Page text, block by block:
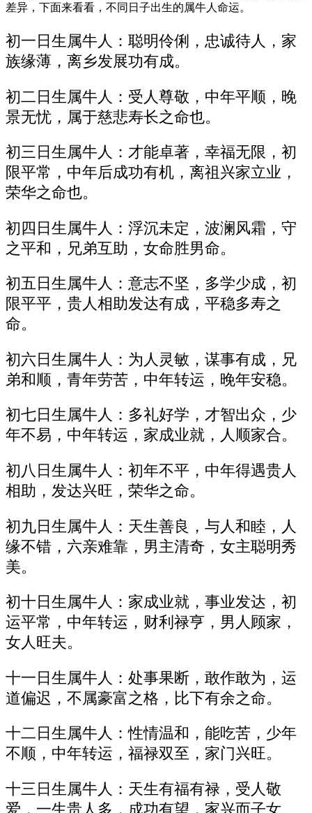
差异，下面来看看，不同日子出生的属牛人命运。
初一日生属牛人：聪明伶俐，忠诚待人，家
族缘薄，离乡发展功有成。
初二日生属牛人：受人尊敬，中年平顺，晚
景无忧，属于慈悲寿长之命也。
初三日生属牛人：才能卓著，幸福无限，初
限平常，中年后成功有机，离祖兴家立业，
荣华之命也。
初四日生属牛人：浮沉未定，波澜风霜，守
之平和，兄弟互助，女命胜男命。
初五日生属牛人：意志不坚，多学少成，初
限平平，贵人相助发达有成，平稳多寿之
命。
初六日生属牛人：为人灵敏，谋事有成，兄
弟和顺，青年劳苦，中年转运，晚年安稳。
初七日生属牛人：多礼好学，才智出众，少
年不易，中年转运，家成业就，人顺家合。
初八日生属牛人：初年不平，中年得遇贵人
相助，发达兴旺，荣华之命。
初九日生属牛人：天生善良，与人和睦，人
缘不错，六亲难靠，男主清奇，女主聪明秀
美。
初十日生属牛人：家成业就，事业发达，初
运平常，中年转运，财利禄亨，男人顾家，
女人旺夫。
十一日生属牛人：处事果断，敢作敢为，运
道偏迟，不属豪富之格，比下有余之命。
十二日生属牛人：性情温和，能吃苦，少年
不顺，中年转运，福禄双至，家门兴旺。
十三日生属牛人：天生有福有禄，受人敬
爱，一生贵人多，成功有望，家兴而子女